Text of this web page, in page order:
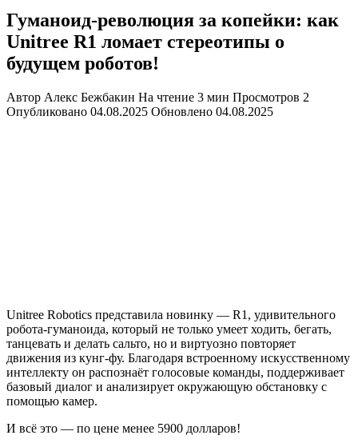
Гуманоид-революция за копейки: как
Unitree R1 ломает стереотипы о
будущем роботов!
Автор Алекс Бежбакин На чтение 3 мин Просмотров 2
Опубликовано 04.08.2025 Обновлено 04.08.2025
Unitree Robotics представила новинку — R1, удивительного
робота-гуманоида, который не только умеет ходить, бегать,
танцевать и делать сальто, но и виртуозно повторяет
движения из кунг-фу. Благодаря встроенному искусственному
интеллекту он распознаёт голосовые команды, поддерживает
базовый диалог и анализирует окружающую обстановку с
помощью камер.
И всё это — по цене менее 5900 долларов!